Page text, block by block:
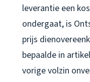
leverantie een
ondergaat, is
prijs
bepaalde in
vorige volzin